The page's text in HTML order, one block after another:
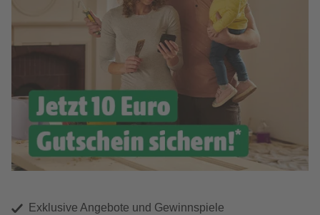
Exklusive Angebote und Gewinnspiele